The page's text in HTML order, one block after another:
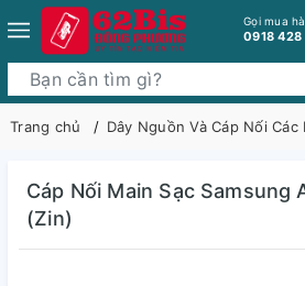
Gọi mua
0918 428
Trang chủ Dây Nguồn Và Cáp Nối Các
Cáp Nối Main Sạc Samsung
(Zin)